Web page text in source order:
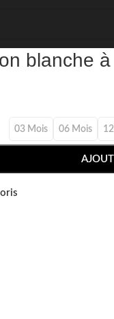
blanche
03 Mois 06 Mois